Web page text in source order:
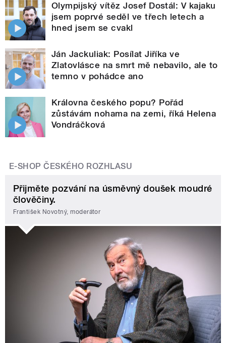
Olympijský vítěz Josef Dostál: V kajaku
jsem poprvé seděl ve třech letech a
hned jsem se cvakl
Ján Jackuliak: Posílat Jiříka ve
Zlatovlásce na smrt mě nebavilo, ale to
temno v pohádce ano
Královna českého popu? Pořád
zůstávám nohama na zemi, říká Helena
Vondráčková
E-SHOP ČESKÉHO ROZHLASU
Přijměte pozvání na úsměvný doušek moudré
člověčiny.
František Novotný, moderátor